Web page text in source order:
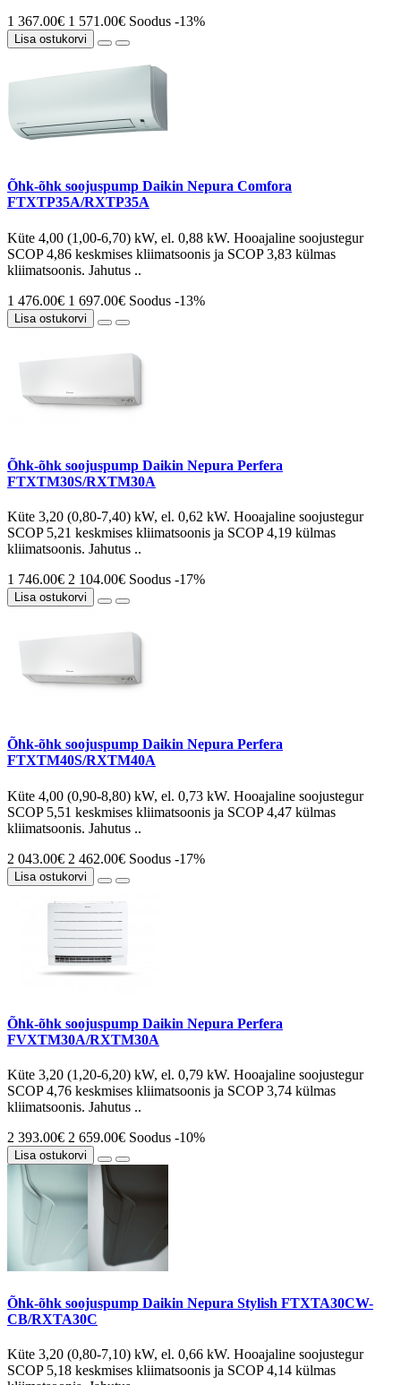
1 367.00€ 1 571.00€ Soodus -13%
Lisa ostukorvi
Õhk-õhk soojuspump Daikin Nepura Comfora
FTXTP35A/RXTP35A
Küte 4,00 (1,00-6,70) kW, el. 0,88 kW. Hooajaline soojustegur
SCOP 4,86 keskmises kliimatsoonis ja SCOP 3,83 külmas
kliimatsoonis. Jahutus ..
1 476.00€ 1 697.00€ Soodus -13%
Lisa ostukorvi
Õhk-õhk soojuspump Daikin Nepura Perfera
FTXTM30S/RXTM30A
Küte 3,20 (0,80-7,40) kW, el. 0,62 kW. Hooajaline soojustegur
SCOP 5,21 keskmises kliimatsoonis ja SCOP 4,19 külmas
kliimatsoonis. Jahutus ..
1 746.00€ 2 104.00€ Soodus -17%
Lisa ostukorvi
Õhk-õhk soojuspump Daikin Nepura Perfera
FTXTM40S/RXTM40A
Küte 4,00 (0,90-8,80) kW, el. 0,73 kW. Hooajaline soojustegur
SCOP 5,51 keskmises kliimatsoonis ja SCOP 4,47 külmas
kliimatsoonis. Jahutus ..
2 043.00€ 2 462.00€ Soodus -17%
Lisa ostukorvi
Õhk-õhk soojuspump Daikin Nepura Perfera
FVXTM30A/RXTM30A
Küte 3,20 (1,20-6,20) kW, el. 0,79 kW. Hooajaline soojustegur
SCOP 4,76 keskmises kliimatsoonis ja SCOP 3,74 külmas
kliimatsoonis. Jahutus ..
2 393.00€ 2 659.00€ Soodus -10%
Lisa ostukorvi
Õhk-õhk soojuspump Daikin Nepura Stylish FTXTA30CW-
CB/RXTA30C
Küte 3,20 (0,80-7,10) kW, el. 0,66 kW. Hooajaline soojustegur
SCOP 5,18 keskmises kliimatsoonis ja SCOP 4,14 külmas